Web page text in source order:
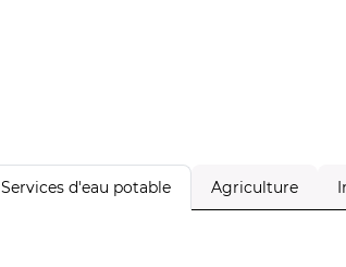
Services d'eau potable Agriculture